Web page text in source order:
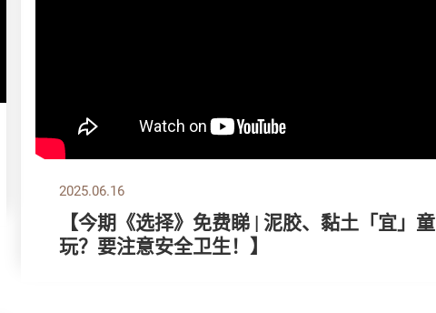
2025.06.16
【今期《选择》免费睇 | 泥胶、黏土「宜」童
玩？要注意安全卫生！】